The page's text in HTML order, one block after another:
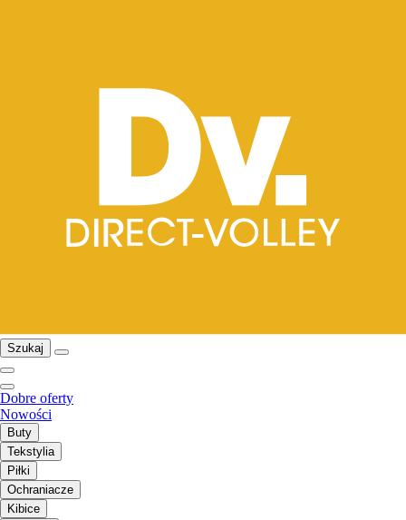
Szukaj
Dobre oferty
Nowości
Buty
Tekstylia
Piłki
Ochraniacze
Kibice